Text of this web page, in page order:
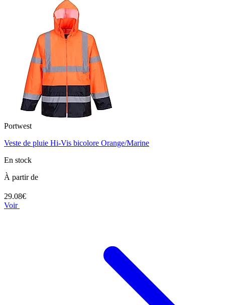
Portwest
Veste de pluie Hi-Vis bicolore Orange/Marine
En stock
À partir de
29.08€
Voir